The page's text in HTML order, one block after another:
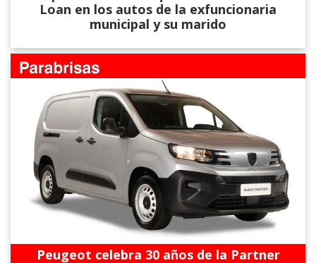
Loan en los autos de la exfuncionaria
municipal y su marido
Peugeot celebra 30 años de la Partner